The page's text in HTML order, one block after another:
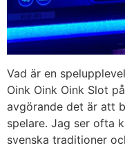
Vad är en
Oink Oink Oink Slot
avgörande det är att
spelare. Jag ser ofta
svenska traditioner